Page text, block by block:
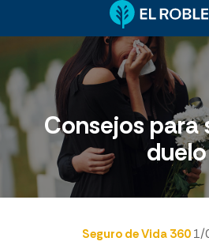
Consejos para
duelo
Seguro de Vida 360 1/